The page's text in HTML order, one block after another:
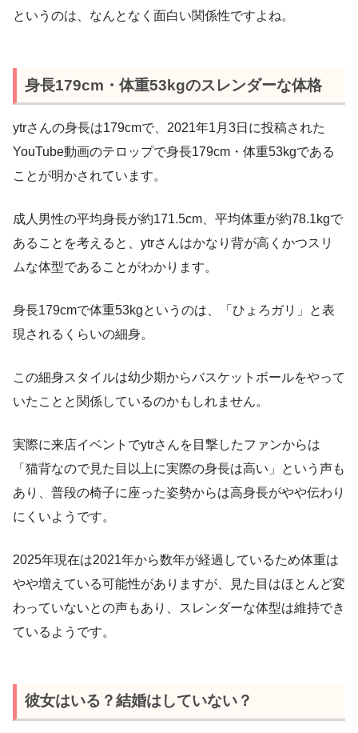
というのは、なんとなく面白い関係性ですよね。
身長179cm・体重53kgのスレンダーな体格
ytrさんの身長は179cmで、2021年1月3日に投稿された
YouTube動画のテロップで身長179cm・体重53kgである
ことが明かされています。
成人男性の平均身長が約171.5cm、平均体重が約78.1kgで
あることを考えると、ytrさんはかなり背が高くかつスリ
ムな体型であることがわかります。
身長179cmで体重53kgというのは、「ひょろガリ」と表
現されるくらいの細身。
この細身スタイルは幼少期からバスケットボールをやって
いたことと関係しているのかもしれません。
実際に来店イベントでytrさんを目撃したファンからは
「猫背なので見た目以上に実際の身長は高い」という声も
あり、普段の椅子に座った姿勢からは高身長がやや伝わり
にくいようです。
2025年現在は2021年から数年が経過しているため体重は
やや増えている可能性がありますが、見た目はほとんど変
わっていないとの声もあり、スレンダーな体型は維持でき
ているようです。
彼女はいる？結婚はしていない？